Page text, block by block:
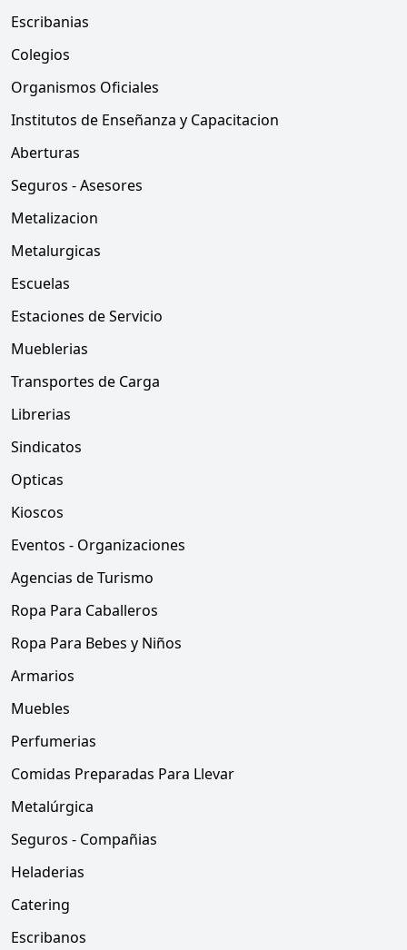
Escribanias
Colegios
Organismos Oficiales
Institutos de Enseñanza y Capacitacion
Aberturas
Seguros - Asesores
Metalizacion
Metalurgicas
Escuelas
Estaciones de Servicio
Mueblerias
Transportes de Carga
Librerias
Sindicatos
Opticas
Kioscos
Eventos - Organizaciones
Agencias de Turismo
Ropa Para Caballeros
Ropa Para Bebes y Niños
Armarios
Muebles
Perfumerias
Comidas Preparadas Para Llevar
Metalúrgica
Seguros - Compañias
Heladerias
Catering
Escribanos